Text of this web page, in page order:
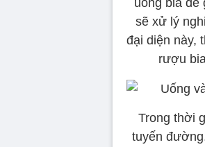
sẽ xử lý
đại diện này,
rượu
Trong thời
tuyến